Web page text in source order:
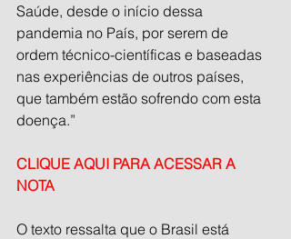
Saúde, desde o início dessa
pandemia no País, por serem de
ordem técnico-científicas e baseadas
nas experiências de outros países,
que também estão sofrendo com esta
doença.”
CLIQUE AQUI PARA ACESSAR A
NOTA
O texto ressalta que o Brasil está